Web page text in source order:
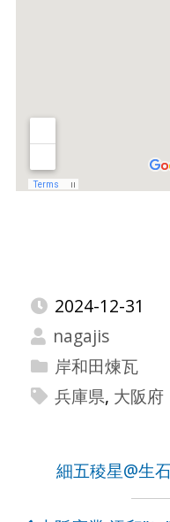
2024-12-31
nagajis
岸和田煉瓦
兵庫県, 大阪府
細五稜星@生